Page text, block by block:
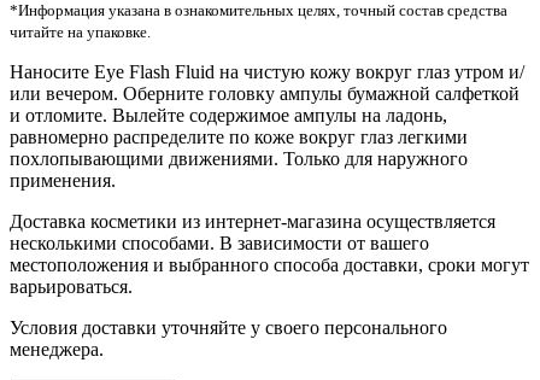
*Информация указана в ознакомительных целях, точный состав средства
читайте на упаковке.
Наносите Eye Flash Fluid на чистую кожу вокруг глаз утром и/
или вечером. Оберните головку ампулы бумажной салфеткой
и отломите. Вылейте содержимое ампулы на ладонь,
равномерно распределите по коже вокруг глаз легкими
похлопывающими движениями. Только для наружного
применения.
Доставка косметики из интернет-магазина осуществляется
несколькими способами. В зависимости от вашего
местоположения и выбранного способа доставки, сроки могут
варьироваться.
Условия доставки уточняйте у своего персонального
менеджера.